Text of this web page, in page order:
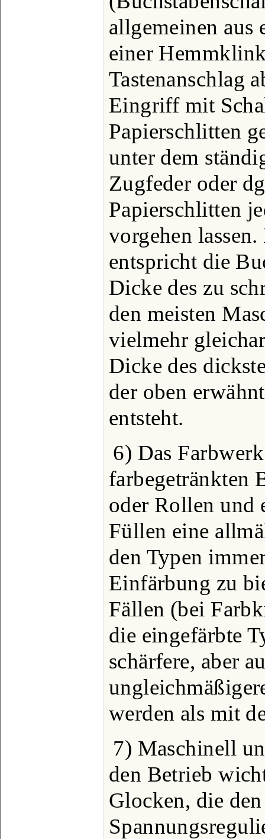
allgemeinen aus
einer
Tastenanschlag
Eingriff mit
Papierschlitten
unter dem
Zugfeder oder
Papierschlitten
vorgehen
entspricht die
Dicke des zu
den meisten
vielmehr
Dicke des
der oben
entsteht.
6) Das
farbegetränkten
oder Rollen und
Füllen eine
den Typen
Einfärbung zu
Fällen (bei
die eingefärbte
schärfere, aber
werden als mit
7) Maschinell
den Betrieb
Glocken, die